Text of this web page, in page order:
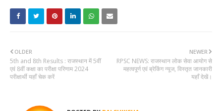
NEWER
RPSC NEWS: राजस्थान लोक सेवा आयोग से
महत्वपूर्ण एवं ब्रेकिंग न्यूज, विस्तृत जानकारी
यहाँ देखें।
OLDER
5th and 8th Results : राजस्थान में 5वीं
एवं 8वीं कक्षा का परीक्षा परिणाम 2024
परीक्षार्थी यहाँ चेक करें